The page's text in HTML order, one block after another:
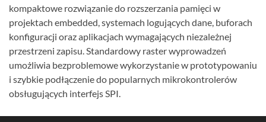
kompaktowe rozwiązanie do rozszerzania pamięci w
projektach embedded, systemach logujących dane, buforach
konfiguracji oraz aplikacjach wymagających niezależnej
przestrzeni zapisu. Standardowy raster wyprowadzeń
umożliwia bezproblemowe wykorzystanie w prototypowaniu
i szybkie podłączenie do popularnych mikrokontrolerów
obsługujących interfejs SPI.